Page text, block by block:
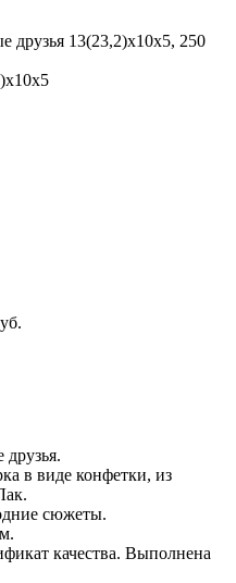
в виде конфетки, из
сюжеты.
качества. Выполнена